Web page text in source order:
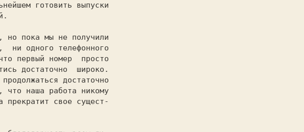
готовить выпуски
ни одного телефонного
первый номер  просто
достаточно  широко.
достаточно
наша работа никому
свое сущест-